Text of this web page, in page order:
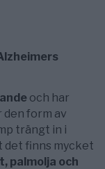
och har
form av
trängt in i
det finns mycket
palmolja och